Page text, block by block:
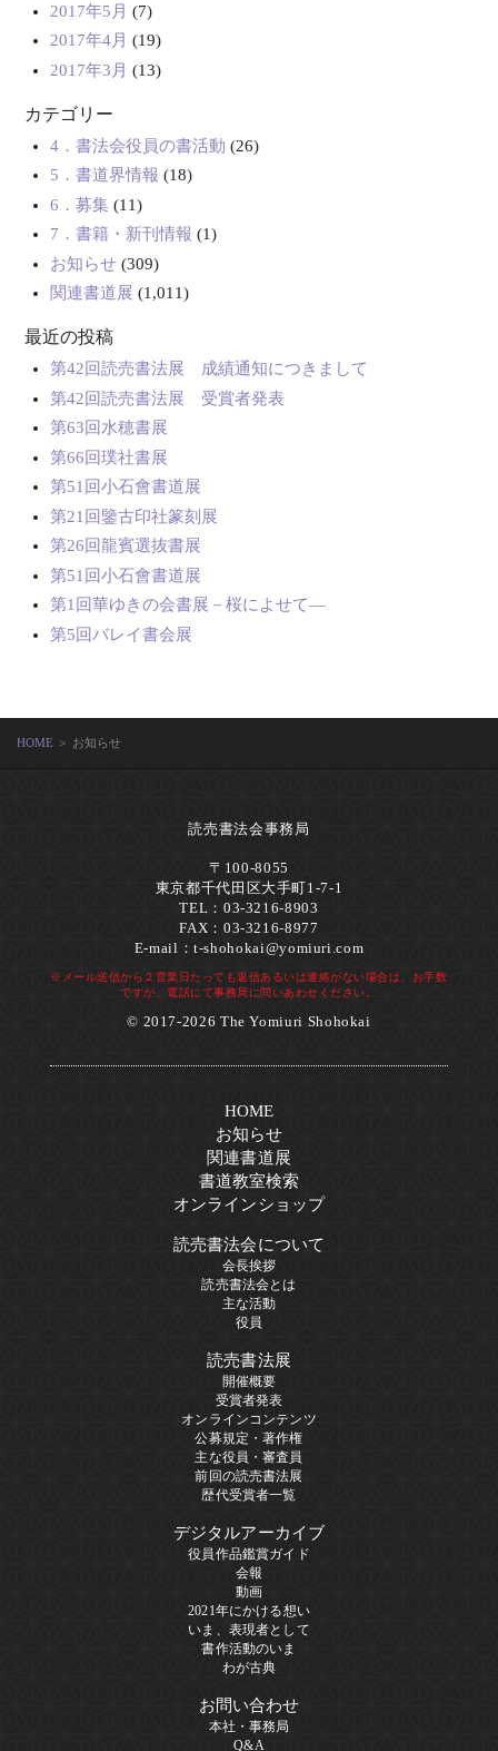
2017年5月 (7)
2017年4月 (19)
2017年3月 (13)
カテゴリー
4．書法会役員の書活動 (26)
5．書道界情報 (18)
6．募集(11)
7．書籍・新刊情報 (1)
お知らせ(309)
関連書道展 (1,011)
最近の投稿
第42回読売書法展 成績通知につきまして
第42回読売書法展 受賞者発表
第63回水穂書展
第66回璞社書展
第51回小石會書道展
第21回鑒古印社篆刻展
第26回龍賓選抜書展
第51回小石會書道展
第1回華ゆきの会書展－桜によせて―
第5回バレイ書会展
HOME ＞ お知らせ
読売書法会事務局
〒100-8055
東京都千代田区大手町1-7-1
TEL：03-3216-8903
FAX：03-3216-8977
E-mail：t-shohokai@yomiuri.com
※メール送信から２営業日たっても返信あるいは連絡がない場合は、お手数
ですが、電話にて事務局に問いあわせください。
© 2017-2026 The Yomiuri Shohokai
HOME
お知らせ
関連書道展
書道教室検索
オンラインショップ
読売書法会について
会長挨拶
読売書法会とは
主な活動
役員
読売書法展
開催概要
受賞者発表
オンラインコンテンツ
公募規定・著作権
主な役員・審査員
前回の読売書法展
歴代受賞者一覧
デジタルアーカイブ
役員作品鑑賞ガイド
会報
動画
2021年にかける想い
いま、表現者として
書作活動のいま
わが古典
お問い合わせ
本社・事務局
Q&A